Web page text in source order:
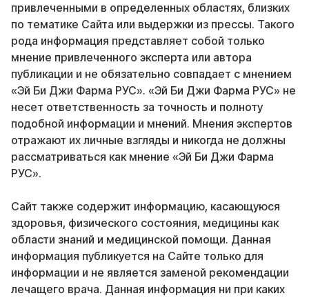
привлеченными в определенных областях, близких
по тематике Сайта или выдержки из прессы. Такого
рода информация представляет собой только
мнение привлеченного эксперта или автора
публикации и не обязательно совпадает с мнением
«Эй Би Джи Фарма РУС». «Эй Би Джи Фарма РУС» не
несет ответственность за точность и полноту
подобной информации и мнений. Мнения экспертов
отражают их личные взгляды и никогда не должны
рассматриваться как мнение «Эй Би Джи Фарма
РУС».
Сайт также содержит информацию, касающуюся
здоровья, физического состояния, медицины как
области знаний и медицинской помощи. Данная
информация публикуется на Сайте только для
информации и не является заменой рекомендации
лечащего врача. Данная информация ни при каких